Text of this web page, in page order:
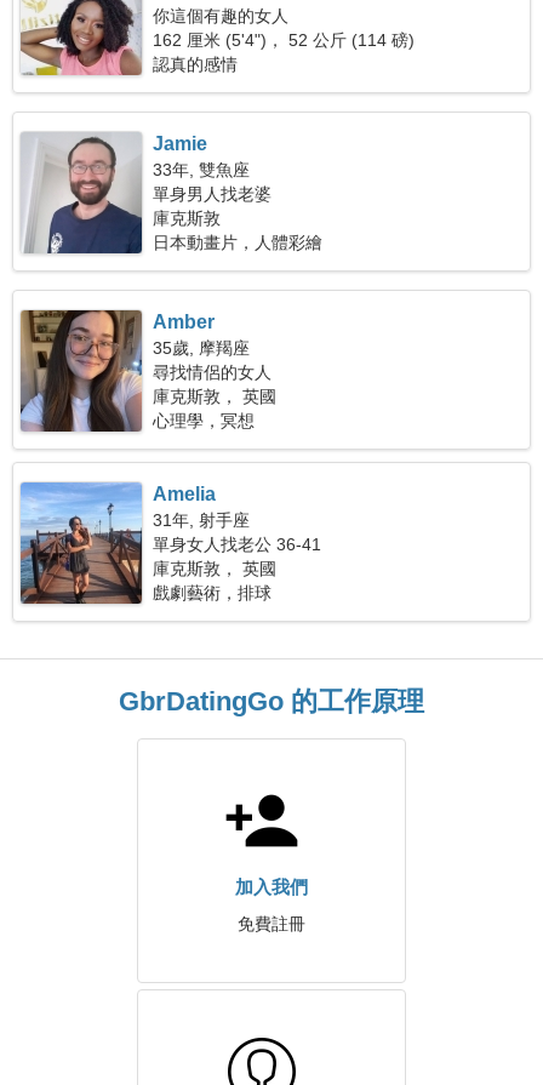
你這個有趣的女人
162 厘米 (5'4")， 52 公斤 (114 磅)
認真的感情
Jamie
33年, 雙魚座
單身男人找老婆
庫克斯敦
日本動畫片，人體彩繪
Amber
35歲, 摩羯座
尋找情侶的女人
庫克斯敦， 英國
心理學，冥想
Amelia
31年, 射手座
單身女人找老公 36-41
庫克斯敦， 英國
戲劇藝術，排球
GbrDatingGo 的工作原理
加入我們
免費註冊